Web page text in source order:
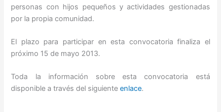
personas con hijos pequeños y actividades gestionadas
por la propia comunidad.
El plazo para participar en esta convocatoria finaliza el
próximo 15 de mayo 2013.
Toda la información sobre esta convocatoria está
disponible a través del siguienteenlace.